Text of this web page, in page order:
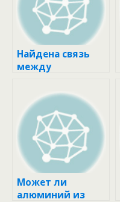
Найдена связь
между
ковида и
месячными
Может ли
алюминий из